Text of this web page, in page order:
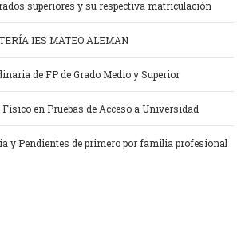
superiores y su respectiva matriculación
IES MATEO ALEMAN
de FP de Grado Medio y Superior
en Pruebas de Acceso a Universidad
y Pendientes de primero por familia profesional